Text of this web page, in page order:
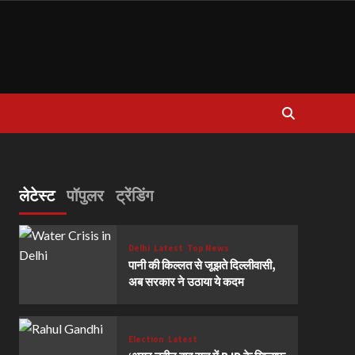
लेटेस्ट पॉपुलर ट्रेंडिंग
Delhi Latest Top News
पानी की किल्लत से जूझते दिल्लीवासी,
अब सरकार ने उठाया ये कदम
Election Latest